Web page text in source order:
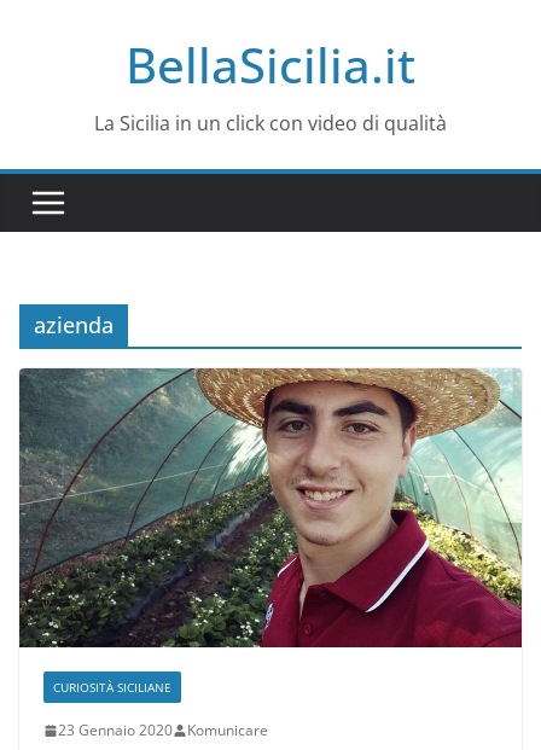
BellaSicilia.it
La Sicilia in un click con video di qualità
azienda
CURIOSITÀ SICILIANE
23 Gennaio 2020 Komunicare